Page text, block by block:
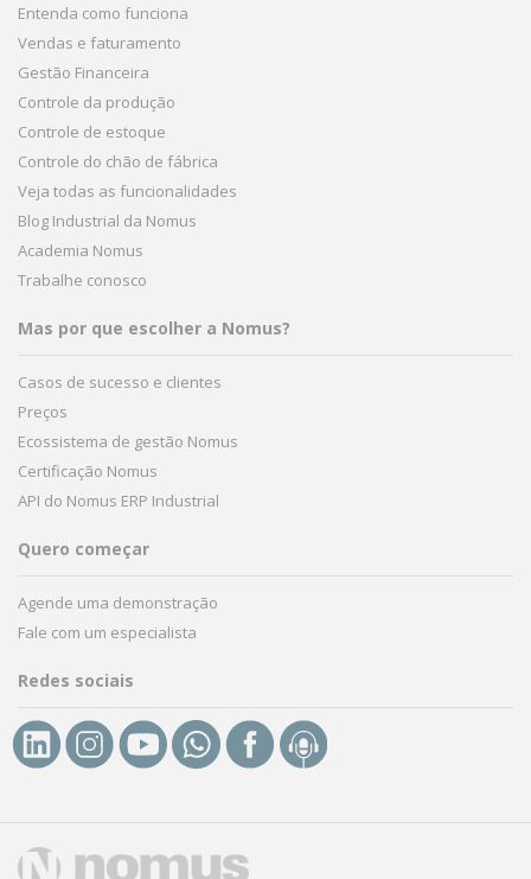
Entenda como funciona
Vendas e faturamento
Gestão Financeira
Controle da produção
Controle de estoque
Controle do chão de fábrica
Veja todas as funcionalidades
Blog Industrial da Nomus
Academia Nomus
Trabalhe conosco
Mas por que escolher a Nomus?
Casos de sucesso e clientes
Preços
Ecossistema de gestão Nomus
Certificação Nomus
API do Nomus ERP Industrial
Quero começar
Agende uma demonstração
Fale com um especialista
Redes sociais